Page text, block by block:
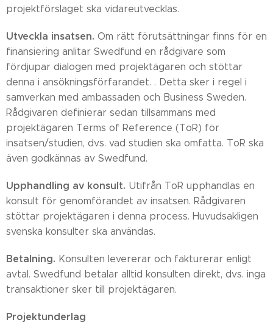
projektförslaget ska vidareutvecklas.
Utveckla insatsen. Om rätt förutsättningar finns för en
finansiering anlitar Swedfund en rådgivare som
fördjupar dialogen med projektägaren och stöttar
denna i ansökningsförfarandet. . Detta sker i regel i
samverkan med ambassaden och Business Sweden.
Rådgivaren definierar sedan tillsammans med
projektägaren Terms of Reference (ToR) för
insatsen/studien, dvs. vad studien ska omfatta. ToR ska
även godkännas av Swedfund.
Upphandling av konsult. Utifrån ToR upphandlas en
konsult för genomförandet av insatsen. Rådgivaren
stöttar projektägaren i denna process. Huvudsakligen
svenska konsulter ska användas.
Betalning. Konsulten levererar och fakturerar enligt
avtal. Swedfund betalar alltid konsulten direkt, dvs. inga
transaktioner sker till projektägaren.
Projektunderlag